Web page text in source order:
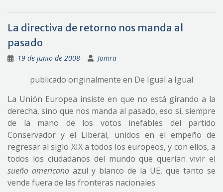
La directiva de retorno nos manda al
pasado
19 de junio de 2008 Jomra
publicado originalmente en De Igual a Igual
La Unión Europea insiste en que no está girando a la
derecha, sino que nos manda al pasado, eso sí, siempre
de la mano de los votos inefables del partido
Conservador y el Liberal, unidos en el empeño de
regresar al siglo XIX a todos los europeos, y con ellos, a
todos los ciudadanos del mundo que querían vivir el
sueño americano azul y blanco de la UE, que tanto se
vende fuera de las fronteras nacionales.